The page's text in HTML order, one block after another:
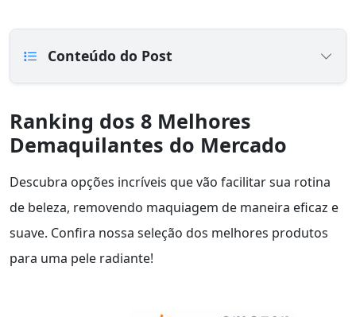
Conteúdo do Post
Ranking dos 8 Melhores
Demaquilantes do Mercado
Descubra opções incríveis que vão facilitar sua rotina
de beleza, removendo maquiagem de maneira eficaz e
suave. Confira nossa seleção dos melhores produtos
para uma pele radiante!